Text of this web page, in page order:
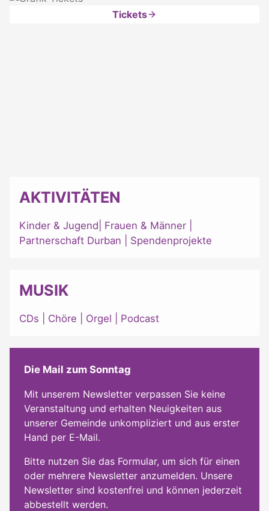
Tickets
AKTIVITÄTEN
Kinder & Jugend Frauen & Männer
Partnerschaft Durban
Spendenprojekte
MUSIK
CDs Chöre Orgel Podcast
Die Mail zum Sonntag
Mit unserem Newsletter verpassen Sie keine
Veranstaltung und erhalten Neuigkeiten aus
unserer Gemeinde unkompliziert und aus erster
Hand per E-Mail.
Bitte nutzen Sie das Formular, um sich für einen
oder mehrere Newsletter anzumelden. Unsere
Newsletter sind kostenfrei und können jederzeit
abbestellt werden.